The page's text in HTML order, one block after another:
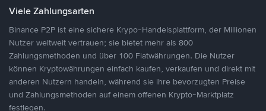
Viele Zahlungsarten
Binance P2P ist eine sichere Krypo-Handelsplattform, der Millionen
Nutzer weltweit vertrauen; sie bietet mehr als 800
Zahlungsmethoden und über 100 Fiatwährungen. Die Nutzer
können Kryptowährungen einfach kaufen, verkaufen und direkt mit
anderen Nutzern handeln, während sie ihre bevorzugten Preise
und Zahlungsmethoden auf einem offenen Krypto-Marktplatz
festlegen.